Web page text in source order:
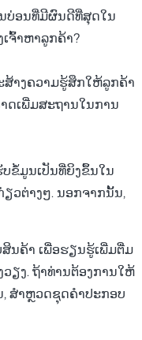
ບ່ອນທີ່ມີຜົນດີທີ່ສຸດໃນ
ຈົ້າຫາລູກຄ້າ?
າງຄວາມຮູ້ສຶກໃຫ້ລູກຄ້າ
ດເພີ່ມສະຖານໃນການ
ຂໍ້ມູນເປັນທີ່ຍິງຂຶ້ນໃນ
ວຕ່າງໆ. ນອກຈາກນັ້ນ,
ນຄ້າ ເພື່ອຮຽນຮູ້ເພີ່ມຕື່ມ
ຽງ. ຖ້າທ່ານຕ້ອງການໃຫ້
ສຳຫຼວດຊຸດຄຳປະກອບ